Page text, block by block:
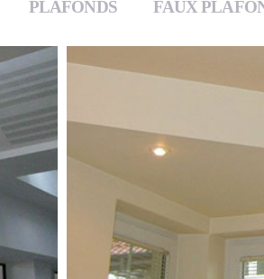
PLAFONDS FAUX